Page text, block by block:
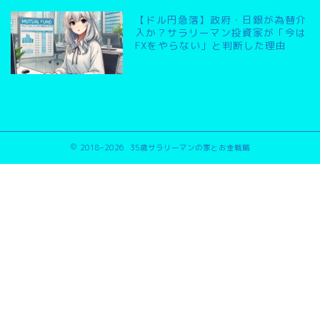
【ドル円急落】政府・日銀が為替介
入か？サラリーマン投資家が「今は
FXをやらない」と判断した理由
2018–2026 35歳サラリーマンの家とお金戦略